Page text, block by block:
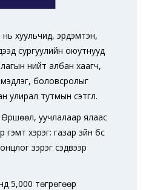
нь хуульчид, эрдэмтэн,
сургуулийн оюутнууд
нийт албан хаагч,
мэдлэг, боловсролыг
улирал тутмын сэтгүүл.
Өршөөл, уучлалаар ялаас
хэрэг: газар зүйн бүс
зэрэг сэдвээр
5,000 төгрөгөөр